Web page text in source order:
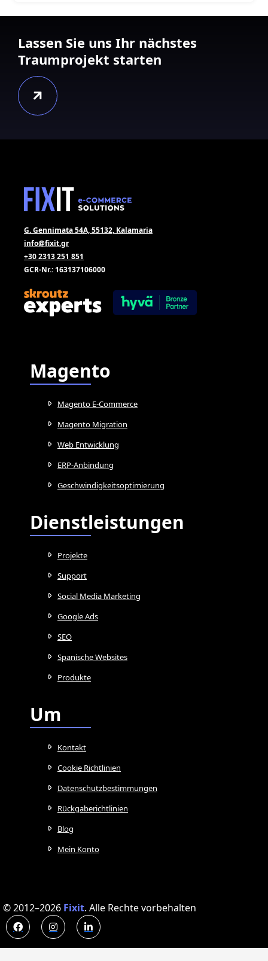
Lassen Sie uns Ihr nächstes
Traumprojekt starten
G. Gennimata 54A, 55132, Kalamaria
info@fixit.gr
+30 2313 251 851
GCR-Nr.: 163137106000
Magento
Magento E-Commerce
Magento Migration
Web Entwicklung
ERP-Anbindung
Geschwindigkeitsoptimierung
Dienstleistungen
Projekte
Support
Social Media Marketing
Google Ads
SEO
Spanische Websites
Produkte
Um
Kontakt
Cookie Richtlinien
Datenschutzbestimmungen
Rückgaberichtlinien
Blog
Mein Konto
© 2012–2026 Fixit. Alle Rechte vorbehalten